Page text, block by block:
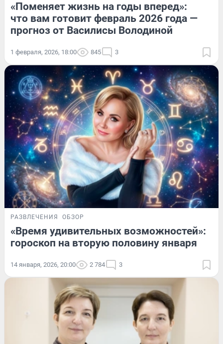
«Поменяет жизнь на годы вперед»:
что вам готовит февраль 2026 года —
прогноз от Василисы Володиной
1 февраля, 2026, 18:00 845 3
РАЗВЛЕЧЕНИЯ ОБЗОР
«Время удивительных возможностей»:
гороскоп на вторую половину января
14 января, 2026, 20:00 2 784 3